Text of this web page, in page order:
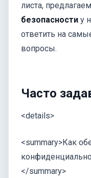
листа, предлагаем
безопасности у
ответить на
вопросы.
Часто
<details>
<summary>Как
</summary>